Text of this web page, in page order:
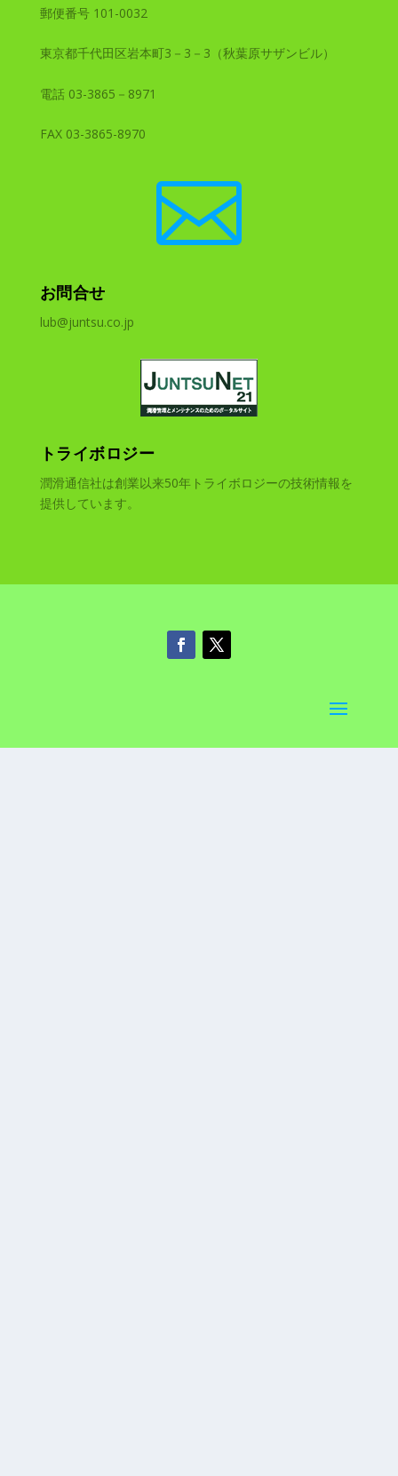
郵便番号 101-0032
東京都千代田区岩本町3－3－3（秋葉原サザンビル）
電話 03-3865－8971
FAX 03-3865-8970

お問合せ
lub@juntsu.co.jp
トライボロジー
潤滑通信社は創業以来50年トライボロジーの技術情報を
提供しています。